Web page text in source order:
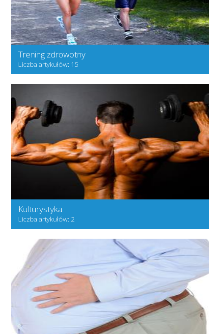
Trening zdrowotny
Liczba artykułów: 15
Kulturystyka
Liczba artykułów: 2